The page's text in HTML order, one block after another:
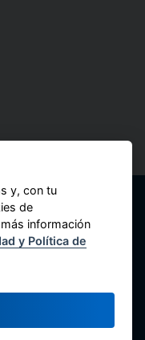
de
y, con tu
de
información
y Política de